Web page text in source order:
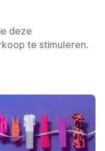
deze
te stimuleren.